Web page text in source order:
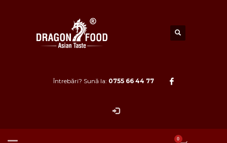
Întrebări? Sună la: 0755 66 44 77